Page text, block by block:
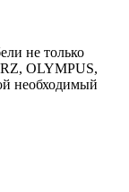
не только
OLYMPUS,
необходимый